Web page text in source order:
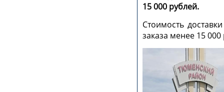
15 000 рублей.
Стоимость
заказа менее 15 000